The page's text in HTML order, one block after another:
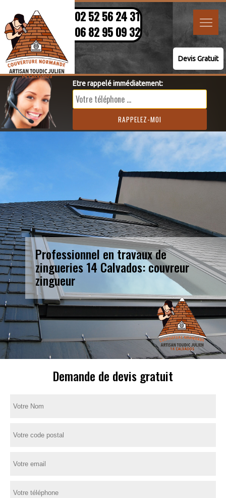
02 52 56 24 31
06 82 95 09 32
Devis Gratuit
Etre rappelé immédiatement:
Professionnel en travaux de
zingueries 14 Calvados: couvreur
zingueur
Demande de devis gratuit